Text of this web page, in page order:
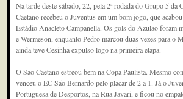
Na tarde deste sábado, 22, pela 2ª rodada do Grupo 5 da
Caetano recebeu o Juventus em um bom jogo, que
Estádio Anacleto Campanella. Os gols do Azulão foram
e Wermeson, enquanto Pedro marcou duas vezes para o
ainda teve Cesinha expulso logo na primeira etapa.
O São Caetano estreou bem na Copa Paulista. Mesmo
venceu o EC São Bernardo pelo placar de 2 a 1. Já o
Portuguesa de Desportos, na Rua Javari, e ficou no